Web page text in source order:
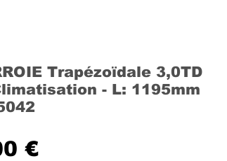
Trapézoïdale 3,0TD
- L: 1195mm
€Prix